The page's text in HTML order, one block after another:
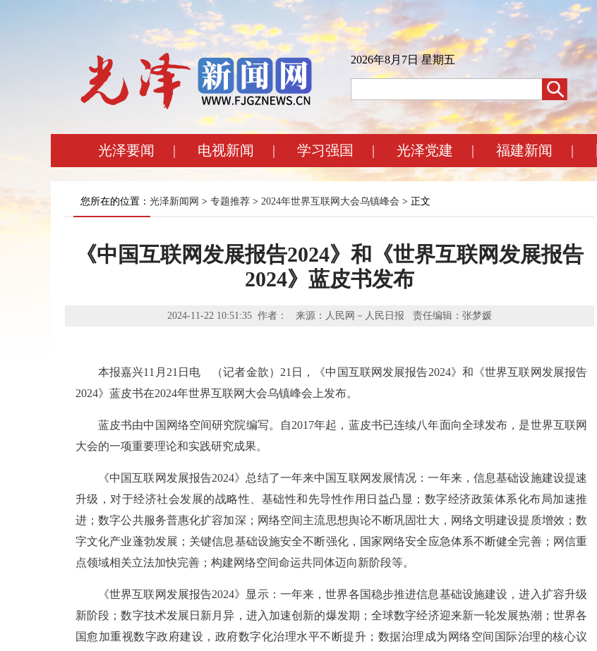
2026年8月7日 星期五
光泽要闻 | 电视新闻 | 学习强国 | 光泽党建 | 福建新闻 |
您所在的位置： 光泽新闻网 > 专题推荐 > 2024年世界互联网大会乌镇峰会 > 正文
《中国互联网发展报告2024》和《世界互联网发展报告
2024》蓝皮书发布
2024-11-22 10:51:35 作者： 来源：人民网－人民日报 责任编辑：张梦媛
本报嘉兴11月21日电 （记者金歆）21日，《中国互联网发展报告2024》和《世界互联网发展报告
2024》蓝皮书在2024年世界互联网大会乌镇峰会上发布。
蓝皮书由中国网络空间研究院编写。自2017年起，蓝皮书已连续八年面向全球发布，是世界互联网
大会的一项重要理论和实践研究成果。
《中国互联网发展报告2024》总结了一年来中国互联网发展情况：一年来，信息基础设施建设提速
升级，对于经济社会发展的战略性、基础性和先导性作用日益凸显；数字经济政策体系化布局加速推
进；数字公共服务普惠化扩容加深；网络空间主流思想舆论不断巩固壮大，网络文明建设提质增效；数
字文化产业蓬勃发展；关键信息基础设施安全不断强化，国家网络安全应急体系不断健全完善；网信重
点领域相关立法加快完善；构建网络空间命运共同体迈向新阶段等。
《世界互联网发展报告2024》显示：一年来，世界各国稳步推进信息基础设施建设，进入扩容升级
新阶段；数字技术发展日新月异，进入加速创新的爆发期；全球数字经济迎来新一轮发展热潮；世界各
国愈加重视数字政府建设，政府数字化治理水平不断提升；数据治理成为网络空间国际治理的核心议